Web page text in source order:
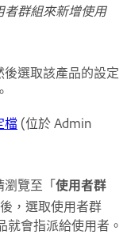
群組來新增使用
選取該產品的設定
檔 (位於Admin
瀏覽至「使用者群
，選取使用者群
會指派給使用者。